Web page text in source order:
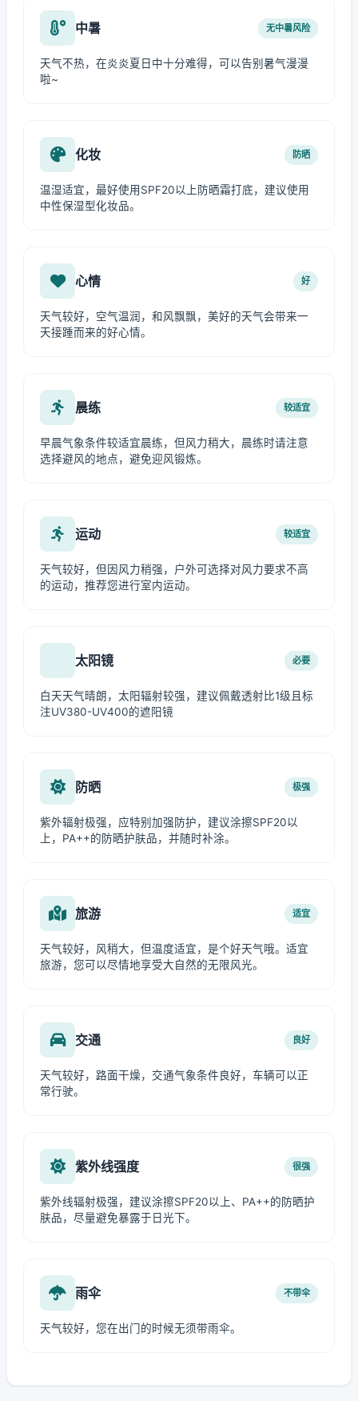
中暑 无中暑风险
天气不热，在炎炎夏日中十分难得，可以告别暑气漫漫
啦~
化妆 防晒
温湿适宜，最好使用SPF20以上防晒霜打底，建议使用
中性保湿型化妆品。
心情 好
天气较好，空气温润，和风飘飘，美好的天气会带来一
天接踵而来的好心情。
晨练 较适宜
早晨气象条件较适宜晨练，但风力稍大，晨练时请注意
选择避风的地点，避免迎风锻炼。
运动 较适宜
天气较好，但因风力稍强，户外可选择对风力要求不高
的运动，推荐您进行室内运动。
太阳镜 必要
白天天气晴朗，太阳辐射较强，建议佩戴透射比1级且标
注UV380-UV400的遮阳镜
防晒 极强
紫外辐射极强，应特别加强防护，建议涂擦SPF20以
上，PA++的防晒护肤品，并随时补涂。
旅游 适宜
天气较好，风稍大，但温度适宜，是个好天气哦。适宜
旅游，您可以尽情地享受大自然的无限风光。
交通 良好
天气较好，路面干燥，交通气象条件良好，车辆可以正
常行驶。
紫外线强度 很强
紫外线辐射极强，建议涂擦SPF20以上、PA++的防晒护
肤品，尽量避免暴露于日光下。
雨伞 不带伞
天气较好，您在出门的时候无须带雨伞。